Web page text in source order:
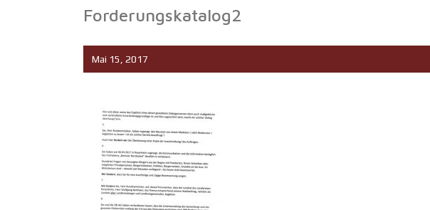
Forderungskatalog2
Mai 15, 2017